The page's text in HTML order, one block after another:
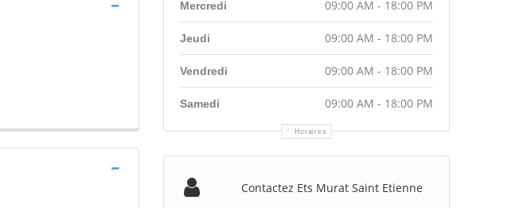
Horaires
Mercredi 09:00 AM - 18:00 PM
Jeudi 09:00 AM - 18:00 PM
Vendredi 09:00 AM - 18:00 PM
Samedi 09:00 AM - 18:00 PM
Contactez Ets Murat Saint Etienne